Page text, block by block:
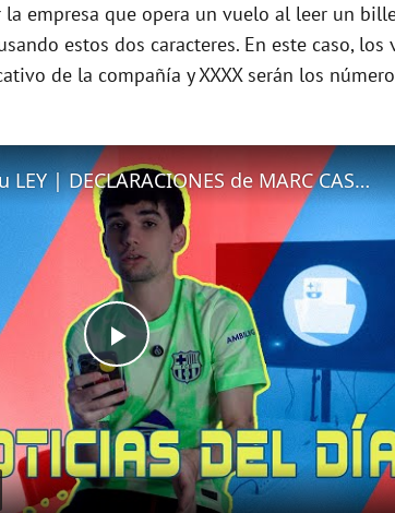
empresa que opera un vuelo al leer un
estos dos caracteres. En este caso,
de la compañía y XXXX serán los
P
l
a
FLICK IMPONE su LEY | DECLARACIONES de MARC CASADÓ | El DELANTERO de MODA | ...